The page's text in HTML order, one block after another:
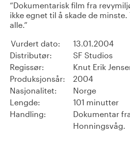
Dokumentarisk film fra
ikke egnet til å skade de
alle.
Vurdert dato:
13.01.2004
Distributør:
SF Studios
Regissør:
Knut Erik
Produksjonsår:
2004
Nasjonalitet:
Norge
Lengde:
101 minutter
Handling:
Dokumentar
Honningsvåg.